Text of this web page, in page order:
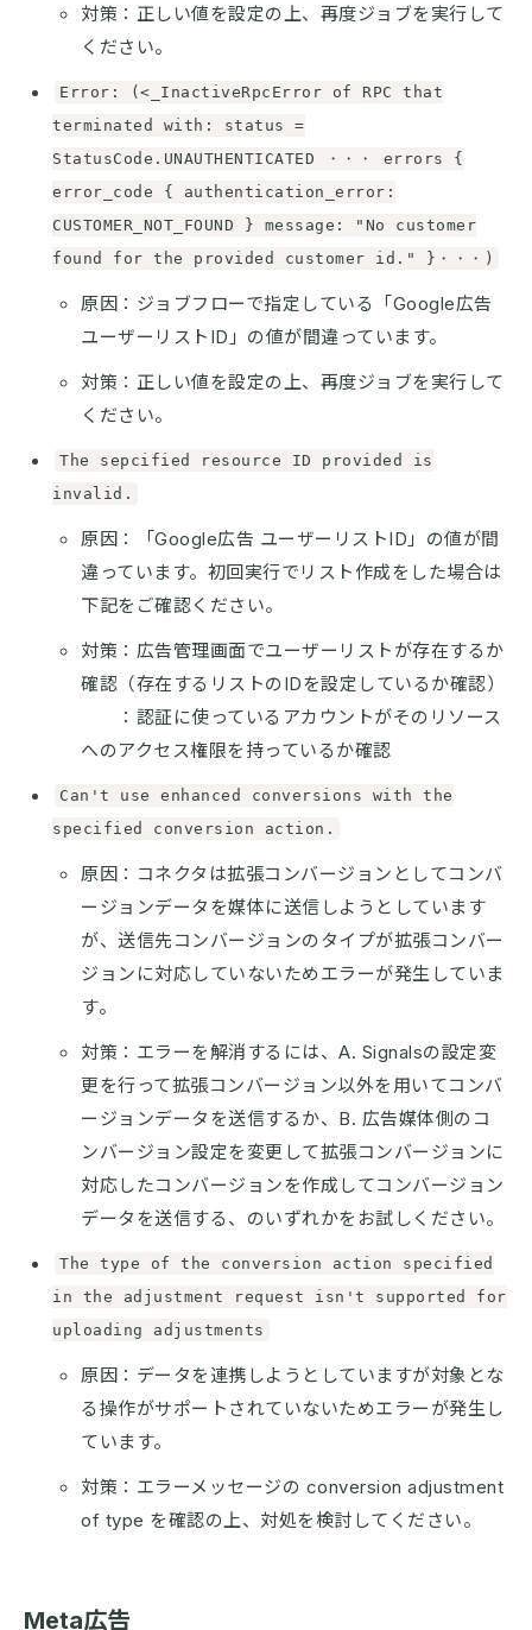
対策：正しい値を設定の上、再度ジョブを実行して
ください。
Error: (<_InactiveRpcError of RPC that
terminated with: status =
StatusCode.UNAUTHENTICATED ・・・ errors {
error_code { authentication_error:
CUSTOMER_NOT_FOUND } message: "No customer
found for the provided customer id." }・・・)
原因：ジョブフローで指定している「Google広告
ユーザーリストID」の値が間違っています。
対策：正しい値を設定の上、再度ジョブを実行して
ください。
The sepcified resource ID provided is
invalid.
原因：「Google広告 ユーザーリストID」の値が間
違っています。初回実行でリスト作成をした場合は
下記をご確認ください。
対策：広告管理画面でユーザーリストが存在するか
確認（存在するリストのIDを設定しているか確認）
：認証に使っているアカウントがそのリソース
へのアクセス権限を持っているか確認
Can't use enhanced conversions with the
specified conversion action.
原因：コネクタは拡張コンバージョンとしてコンバ
ージョンデータを媒体に送信しようとしています
が、送信先コンバージョンのタイプが拡張コンバー
ジョンに対応していないためエラーが発生していま
す。
対策：エラーを解消するには、A. Signalsの設定変
更を行って拡張コンバージョン以外を用いてコンバ
ージョンデータを送信するか、B. 広告媒体側のコ
ンバージョン設定を変更して拡張コンバージョンに
対応したコンバージョンを作成してコンバージョン
データを送信する、のいずれかをお試しください。
The type of the conversion action specified
in the adjustment request isn't supported for
uploading adjustments
原因：データを連携しようとしていますが対象とな
る操作がサポートされていないためエラーが発生し
ています。
対策：エラーメッセージの conversion adjustment
of type を確認の上、対処を検討してください。
Meta広告